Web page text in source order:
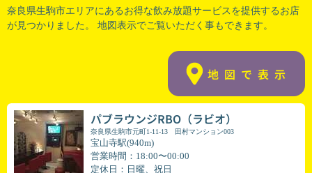
奈良県生駒市エリアにあるお得な飲み放題サービスを提供するお店
が見つかりました。 地図表示でご覧いただく事もできます。
地図で表示
パブラウンジRBO（ラビオ）
奈良県生駒市元町1-11-13 田村マンション003
宝山寺駅(940m)
営業時間：18:00〜00:00
定休日：日曜、祝日